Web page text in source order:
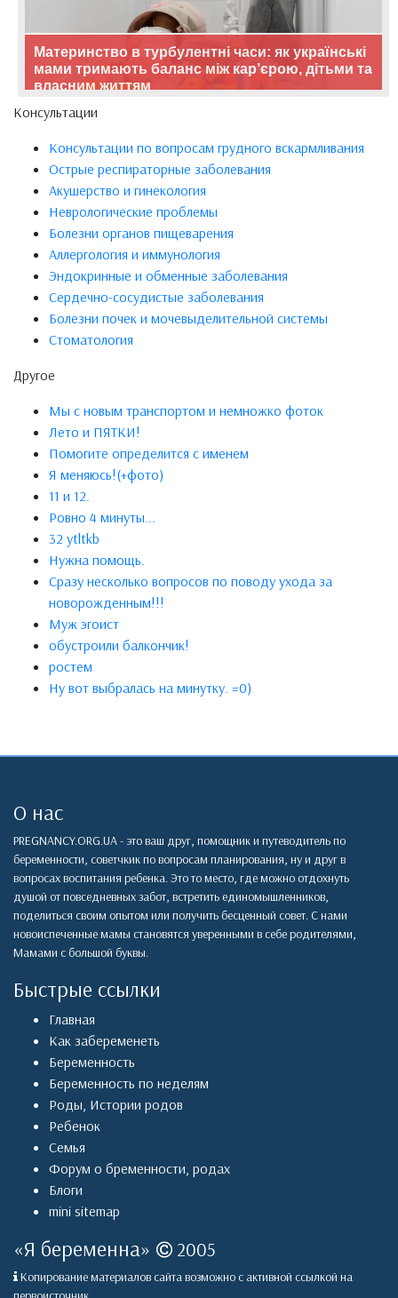
Материнство в турбулентні часи: як українські
мами тримають баланс між кар’єрою, дітьми та
власним життям
Консультации
Консультации по вопросам грудного вскармливания
Острые респираторные заболевания
Акушерство и гинекология
Неврологические проблемы
Болезни органов пищеварения
Аллергология и иммунология
Эндокринные и обменные заболевания
Сердечно-сосудистые заболевания
Болезни почек и мочевыделительной системы
Стоматология
Другое
Мы с новым транспортом и немножко фоток
Лето и ПЯТКИ!
Помогите определится с именем
Я меняюсь!(+фото)
11 и 12.
Ровно 4 минуты...
32 ytltkb
Нужна помощь.
Сразу несколько вопросов по поводу ухода за
новорожденным!!!
Муж эгоист
обустроили балкончик!
ростем
Ну вот выбралась на минутку. =0)
О нас
PREGNANCY.ORG.UA - это ваш друг, помощник и путеводитель по
беременности, советчкик по вопросам планирования, ну и друг в
вопросах воспитания ребенка. Это то место, где можно отдохнуть
душой от повседневных забот, встретить единомышленников,
поделиться своим опытом или получить бесценный совет. С нами
новоиспеченные мамы становятся уверенными в себе родителями,
Мамами с большой буквы.
Быстрые ссылки
Главная
Как забеременеть
Беременность
Беременность по неделям
Роды, Истории родов
Ребенок
Семья
Форум о бременности, родах
Блоги
mini sitemap
«Я беременна» 2005
Копирование материалов сайта возможно с активной ссылкой на